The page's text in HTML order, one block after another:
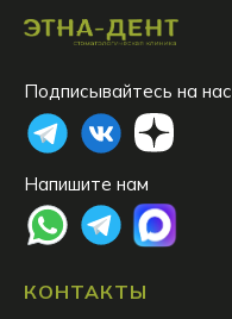
КОНТАКТЫ
Подписывайтесь на нас
Напишите нам